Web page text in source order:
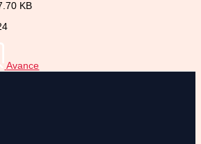
KB
Avance